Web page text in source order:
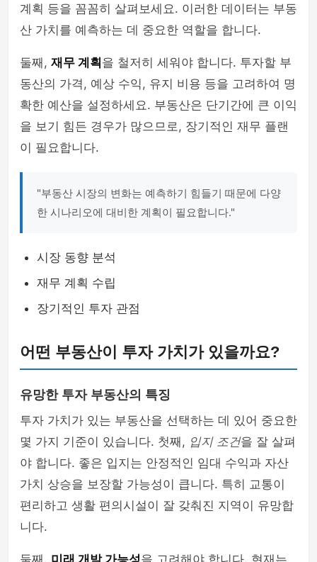
계획 등을 꼼꼼히 살펴보세요. 이러한 데이터는 부동
산 가치를 예측하는 데 중요한 역할을 합니다.
둘째, 재무 계획 을 철저히 세워야 합니다. 투자할 부
동산의 가격, 예상 수익, 유지 비용 등을 고려하여 명
확한 예산을 설정하세요. 부동산은 단기간에 큰 이익
을 보기 힘든 경우가 많으므로, 장기적인 재무 플랜
이 필요합니다.
"부동산 시장의 변화는 예측하기 힘들기 때문에 다양
한 시나리오에 대비한 계획이 필요합니다."
시장 동향 분석
재무 계획 수립
장기적인 투자 관점
어떤 부동산이 투자 가치가 있을까요?
유망한 투자 부동산의 특징
투자 가치가 있는 부동산을 선택하는 데 있어 중요한
몇 가지 기준이 있습니다. 첫째, 입지 조건을 잘 살펴
야 합니다. 좋은 입지는 안정적인 임대 수익과 자산
가치 상승을 보장할 가능성이 큽니다. 특히 교통이
편리하고 생활 편의시설이 잘 갖춰진 지역이 유망합
니다.
둘째, 미래 개발 가능성을 고려해야 합니다. 현재는